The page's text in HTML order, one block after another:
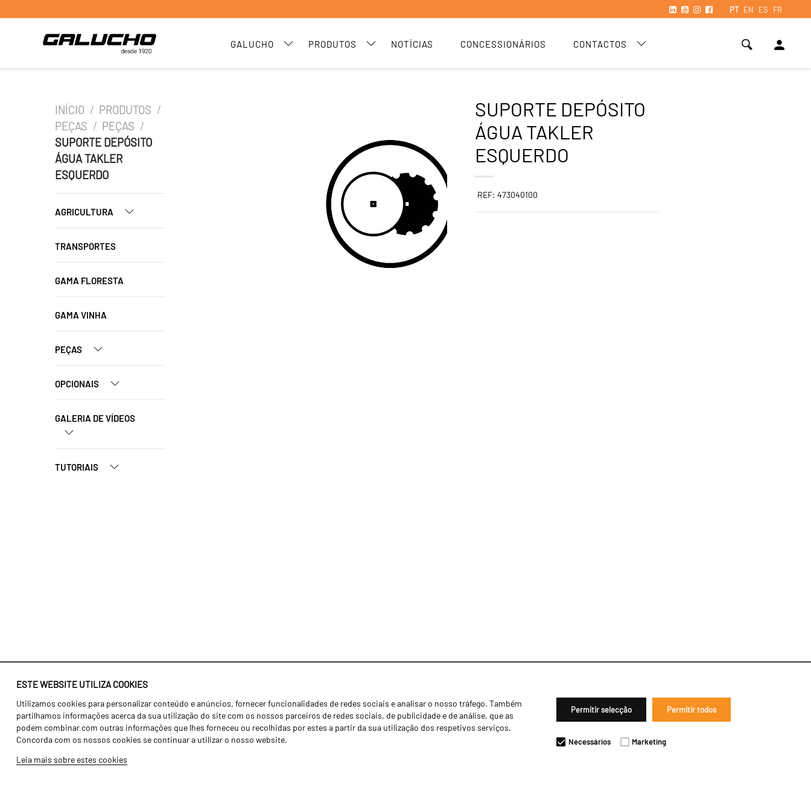
PT EN ES FR
GALUCHO PRODUTOS NOTÍCIAS CONCESSIONÁRIOS CONTACTOS person
ESTE WEBSITE UTILIZA COOKIES
Utilizamos cookies para personalizar conteúdo e anúncios, fornecer funcionalidades de redes sociais e analisar o nosso tráfego. Também
partilhamos informações acerca da sua utilização do site com os nossos parceiros de redes sociais, de publicidade e de análise, que as
podem combinar com outras informações que lhes forneceu ou recolhidas por estes a partir da sua utilização dos respetivos serviços.
Concorda com os nossos cookies se continuar a utilizar o nosso website.
Leia mais sobre estes cookies
Permitir selecção Permitir todos
Necessários Marketing
INÍCIO / PRODUTOS /
PEÇAS / PEÇAS /
SUPORTE DEPÓSITO
ÁGUA TAKLER
ESQUERDO
AGRICULTURA
TRANSPORTES
GAMA FLORESTA
GAMA VINHA
PEÇAS
OPCIONAIS
GALERIA DE VÍDEOS
TUTORIAIS
SUPORTE DEPÓSITO
ÁGUA TAKLER
ESQUERDO
REF: 473040100
Identidade
História
Fábrica / Produção
Recursos Humanos
Agricultura
Transportes
Gama Floresta
Notícias
Concessionários